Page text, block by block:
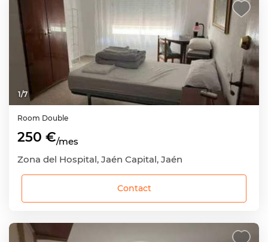
1/7
Room Double
250 €/mes
Zona del Hospital, Jaén Capital, Jaén
Contact